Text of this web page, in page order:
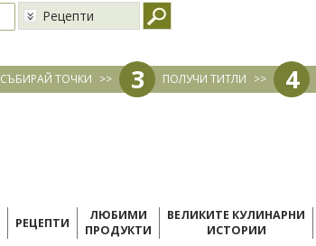
Рецепти
СЪБИРАЙ ТОЧКИ >> 3 ПОЛУЧИ ТИТЛИ >> 4
РЕЦЕПТИ
ЛЮБИМИ
ПРОДУКТИ
ВЕЛИКИТЕ КУЛИНАРНИ
ИСТОРИИ